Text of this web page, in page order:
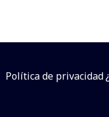
Política de privacidad